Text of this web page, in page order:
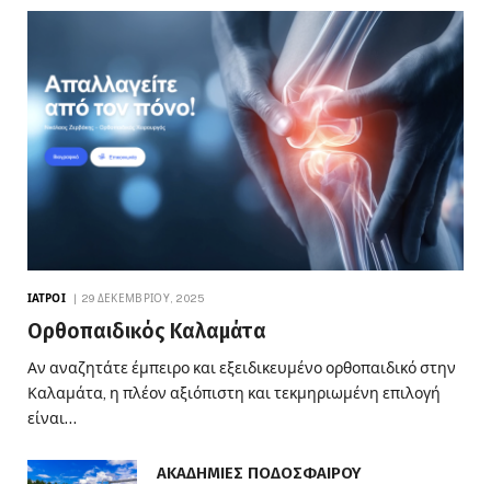
ΙΑΤΡΟΊ 29 ΔΕΚΕΜΒΡΊΟΥ, 2025
Ορθοπαιδικός Καλαμάτα
Αν αναζητάτε έμπειρο και εξειδικευμένο ορθοπαιδικό στην
Καλαμάτα, η πλέον αξιόπιστη και τεκμηριωμένη επιλογή
είναι…
ΑΚΑΔΗΜΙΕΣ ΠΟΔΟΣΦΑΙΡΟΥ